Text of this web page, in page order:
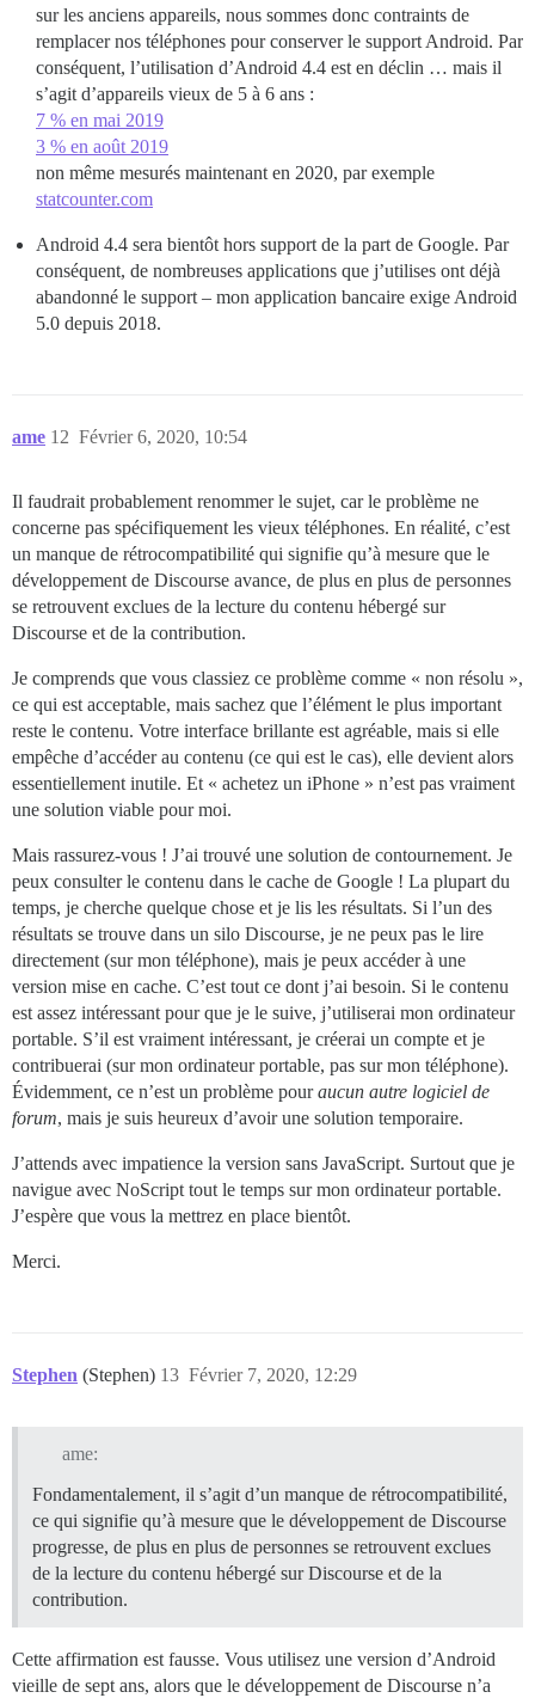
sur les anciens appareils, nous sommes donc contraints de
remplacer nos téléphones pour conserver le support Android. Par
conséquent, l’utilisation d’Android 4.4 est en déclin … mais il
s’agit d’appareils vieux de 5 à 6 ans :
7 % en mai 2019
3 % en août 2019
non même mesurés maintenant en 2020, par exemple
statcounter.com
Android 4.4 sera bientôt hors support de la part de Google. Par
conséquent, de nombreuses applications que j’utilises ont déjà
abandonné le support – mon application bancaire exige Android
5.0 depuis 2018.
ame Février 6, 2020, 10:54
12
Il faudrait probablement renommer le sujet, car le problème ne
concerne pas spécifiquement les vieux téléphones. En réalité, c’est
un manque de rétrocompatibilité qui signifie qu’à mesure que le
développement de Discourse avance, de plus en plus de personnes
se retrouvent exclues de la lecture du contenu hébergé sur
Discourse et de la contribution.
Je comprends que vous classiez ce problème comme « non résolu »,
ce qui est acceptable, mais sachez que l’élément le plus important
reste le contenu. Votre interface brillante est agréable, mais si elle
empêche d’accéder au contenu (ce qui est le cas), elle devient alors
essentiellement inutile. Et « achetez un iPhone » n’est pas vraiment
une solution viable pour moi.
Mais rassurez-vous ! J’ai trouvé une solution de contournement. Je
peux consulter le contenu dans le cache de Google ! La plupart du
temps, je cherche quelque chose et je lis les résultats. Si l’un des
résultats se trouve dans un silo Discourse, je ne peux pas le lire
directement (sur mon téléphone), mais je peux accéder à une
version mise en cache. C’est tout ce dont j’ai besoin. Si le contenu
est assez intéressant pour que je le suive, j’utiliserai mon ordinateur
portable. S’il est vraiment intéressant, je créerai un compte et je
contribuerai (sur mon ordinateur portable, pas sur mon téléphone).
Évidemment, ce n’est un problème pouraucun autre logiciel de
forum, mais je suis heureux d’avoir une solution temporaire.
J’attends avec impatience la version sans JavaScript. Surtout que je
navigue avec NoScript tout le temps sur mon ordinateur portable.
J’espère que vous la mettrez en place bientôt.
Merci.
Stephen (Stephen) Février 7, 2020, 12:29
13
ame:
Fondamentalement, il s’agit d’un manque de rétrocompatibilité,
ce qui signifie qu’à mesure que le développement de Discourse
progresse, de plus en plus de personnes se retrouvent exclues
de la lecture du contenu hébergé sur Discourse et de la
contribution.
Cette affirmation est fausse. Vous utilisez une version d’Android
vieille de sept ans, alors que le développement de Discourse n’a